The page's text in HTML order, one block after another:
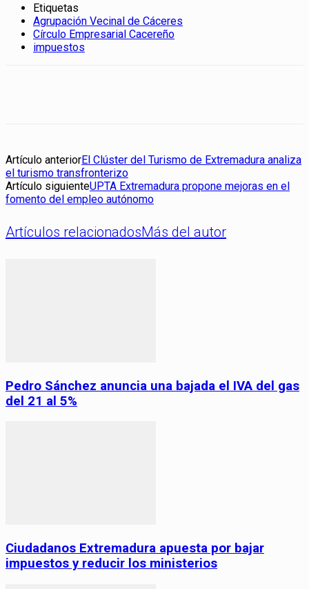
Etiquetas
Agrupación Vecinal de Cáceres
Círculo Empresarial Cacereño
impuestos
Artículo anteriorEl Clúster del Turismo de Extremadura analiza
el turismo transfronterizo
Artículo siguienteUPTA Extremadura propone mejoras en el
fomento del empleo autónomo
Artículos relacionadosMás del autor
Pedro Sánchez anuncia una bajada el IVA del gas
del 21 al 5%
Ciudadanos Extremadura apuesta por bajar
impuestos y reducir los ministerios